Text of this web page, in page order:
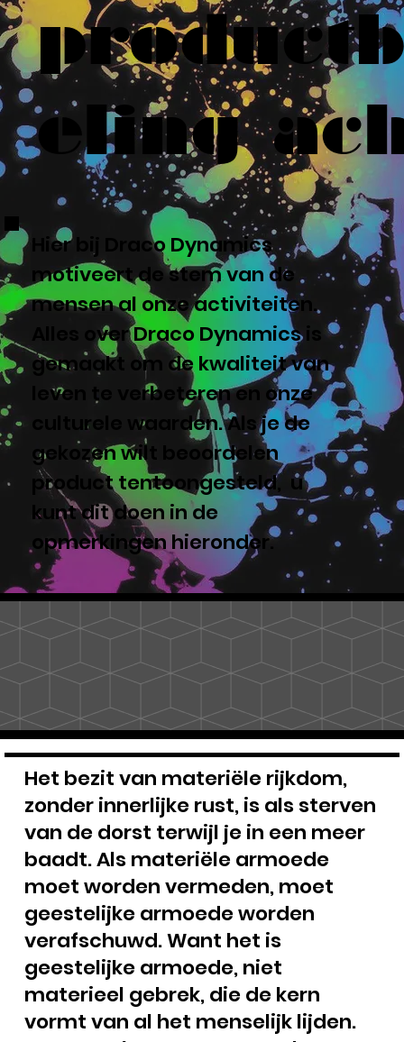
Het bezit van materiële rijkdom,
zonder innerlijke rust, is als sterven
van de dorst terwijl je in een meer
baadt. Als materiële armoede
moet worden vermeden, moet
geestelijke armoede worden
verafschuwd. Want het is
geestelijke armoede, niet
materieel gebrek, die de kern
vormt van al het menselijk lijden.
eling
Hier bij Draco Dynamics
motiveert de stem van de
mensen al onze activiteiten.
Alles over Draco Dynamics is
gemaakt om de kwaliteit van
leven te verbeteren en onze
culturele waarden. Als je de
gekozen wilt beoordelen
product tentoongesteld, u
kunt dit doen in de
opmerkingen hieronder.